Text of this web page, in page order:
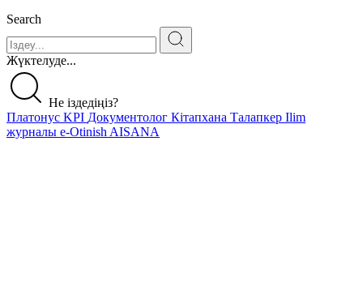
Search
Жүктелуде...
Не іздедіңіз?
Платонус KPI Документолог Кітапхана Талапкер Ilim
журналы e-Otinish AISANA